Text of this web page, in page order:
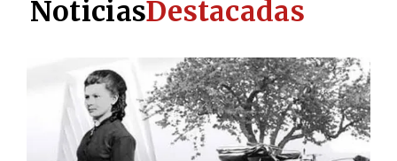
NoticiasDestacadas